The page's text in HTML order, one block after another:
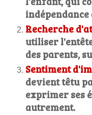
Recherche
utiliser
des parents,
Sentiment
devient têtu
exprimer ses
autrement.